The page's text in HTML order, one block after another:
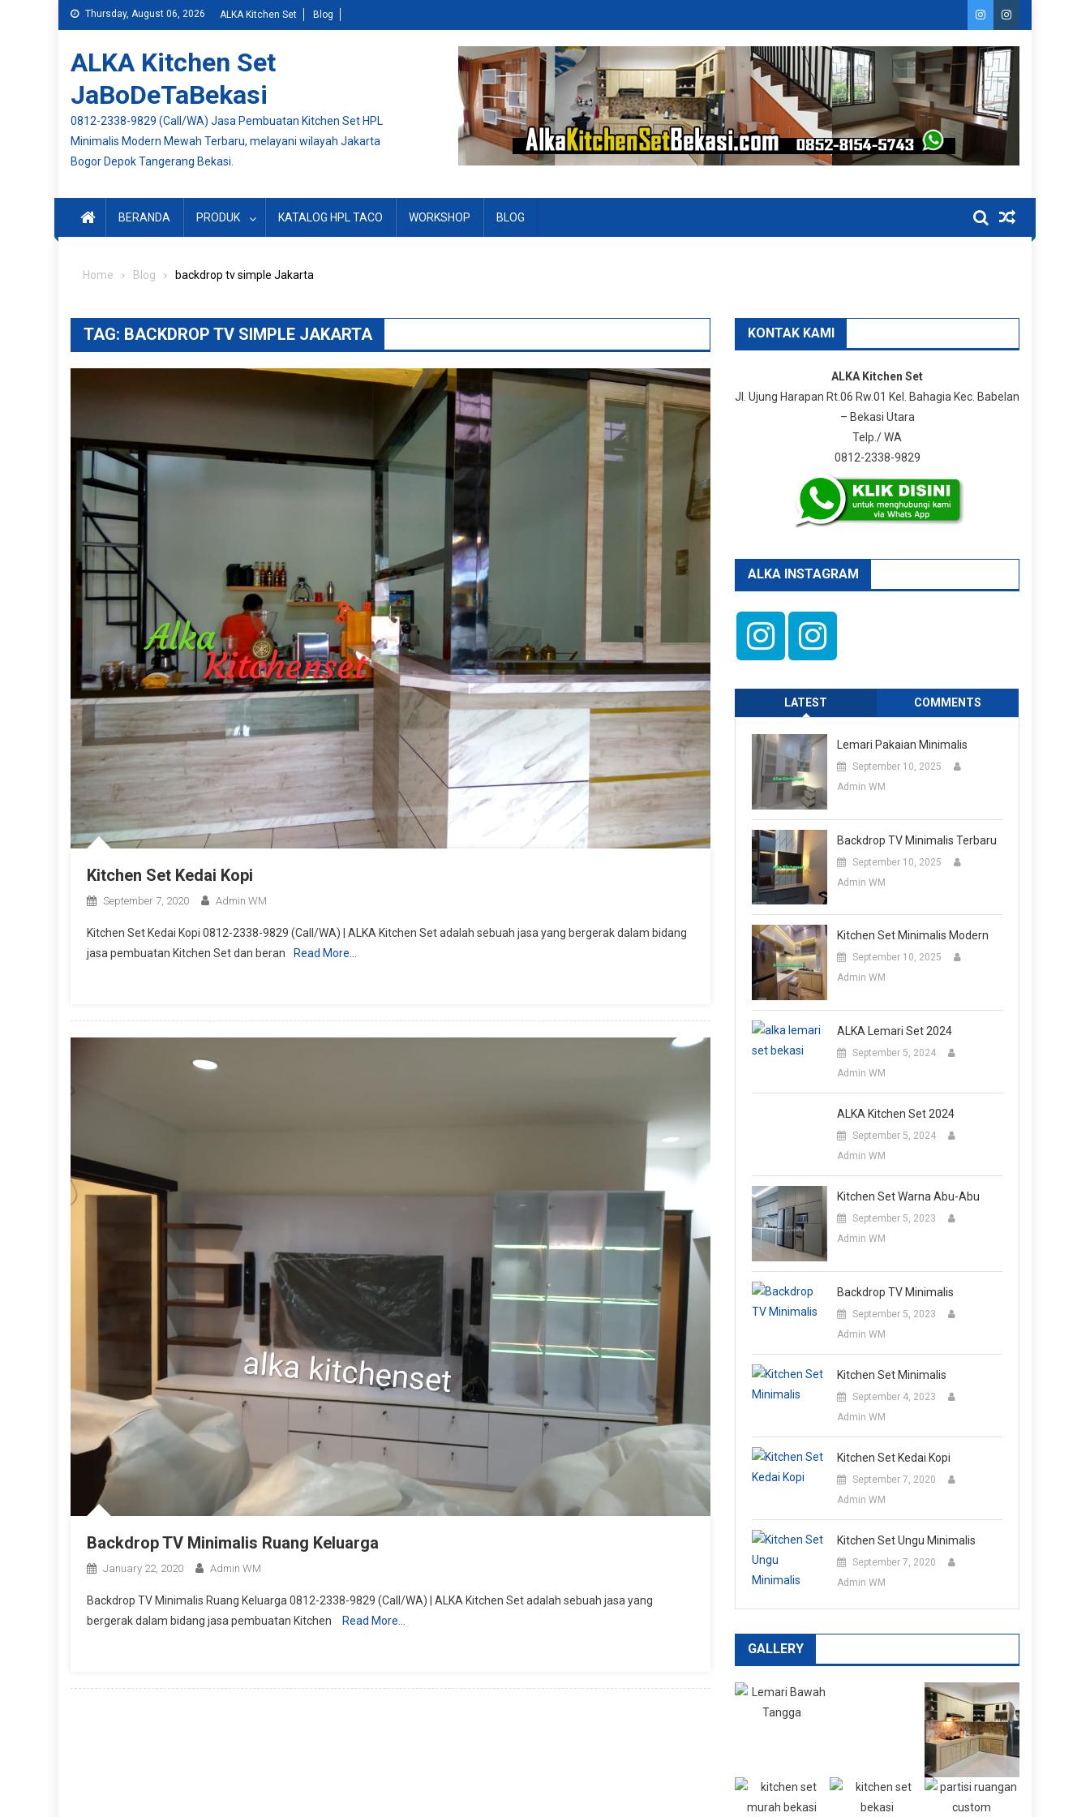
Thursday, August 06, 2026 ALKA Kitchen Set Blog
ALKA Kitchen Set
JaBoDeTaBekasi
0812-2338-9829 (Call/WA) Jasa Pembuatan Kitchen Set HPL
Minimalis Modern Mewah Terbaru, melayani wilayah Jakarta
Bogor Depok Tangerang Bekasi.
BERANDA PRODUK KATALOG HPL TACO WORKSHOP BLOG
Home Blog backdrop tv simple Jakarta
TAG: BACKDROP TV SIMPLE JAKARTA
Kitchen Set Kedai Kopi
September 7, 2020 Admin WM
Kitchen Set Kedai Kopi 0812-2338-9829 (Call/WA) | ALKA Kitchen Set adalah sebuah jasa yang bergerak dalam bidang
jasa pembuatan Kitchen Set dan beran
Read More…
Backdrop TV Minimalis Ruang Keluarga
January 22, 2020 Admin WM
Backdrop TV Minimalis Ruang Keluarga 0812-2338-9829 (Call/WA) | ALKA Kitchen Set adalah sebuah jasa yang
bergerak dalam bidang jasa pembuatan Kitchen
Read More…
KONTAK KAMI
ALKA Kitchen Set
Jl. Ujung Harapan Rt.06 Rw.01 Kel. Bahagia Kec. Babelan
– Bekasi Utara
Telp./ WA
0812-2338-9829
ALKA INSTAGRAM
LATEST COMMENTS
Lemari Pakaian Minimalis
September 10, 2025
Admin WM
Backdrop TV Minimalis Terbaru
September 10, 2025
Admin WM
Kitchen Set Minimalis Modern
September 10, 2025
Admin WM
ALKA Lemari Set 2024
September 5, 2024
Admin WM
ALKA Kitchen Set 2024
September 5, 2024
Admin WM
Kitchen Set Warna Abu-Abu
September 5, 2023
Admin WM
Backdrop TV Minimalis
September 5, 2023
Admin WM
Kitchen Set Minimalis
September 4, 2023
Admin WM
Kitchen Set Kedai Kopi
September 7, 2020
Admin WM
Kitchen Set Ungu Minimalis
September 7, 2020
Admin WM
GALLERY